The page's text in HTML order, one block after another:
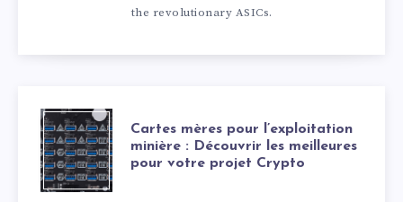
the revolutionary ASICs.
Cartes mères pour l’exploitation
minière : Découvrir les meilleures
pour votre projet Crypto